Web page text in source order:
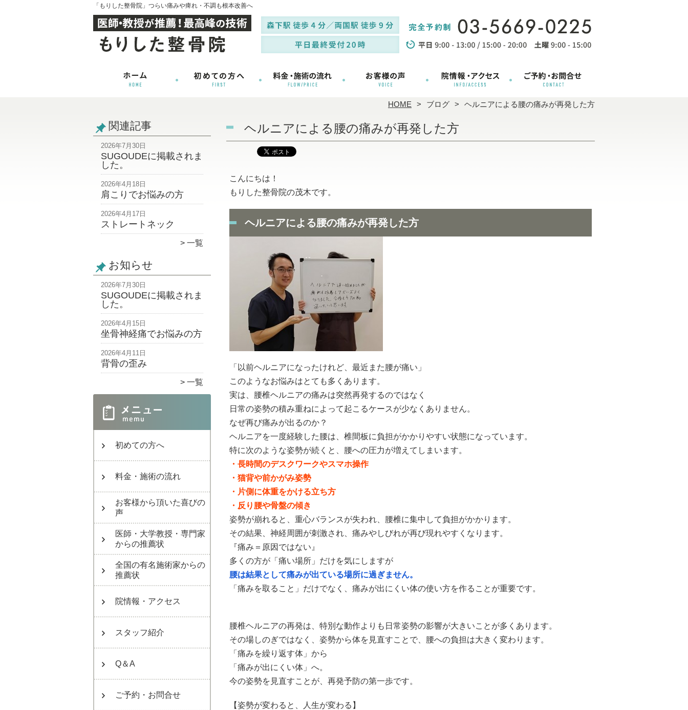
「もりした整骨院」つらい痛みや痺れ・不調も根本改善へ
HOME ブログ ヘルニアによる腰の痛みが再発した方
関連記事
2026年7月30日
SUGOUDEに掲載されま
した。
2026年4月18日
肩こりでお悩みの方
2026年4月17日
ストレートネック
一覧
お知らせ
2026年7月30日
SUGOUDEに掲載されま
した。
2026年4月15日
坐骨神経痛でお悩みの方
2026年4月11日
背骨の歪み
一覧
初めての方へ
料金・施術の流れ
お客様から頂いた喜びの
声
医師・大学教授・専門家
からの推薦状
全国の有名施術家からの
推薦状
院情報・アクセス
スタッフ紹介
Q＆A
ご予約・お問合せ
ヘルニアによる腰の痛みが再発した方
こんにちは！
もりした整骨院の茂木です。
ヘルニアによる腰の痛みが再発した方
「以前ヘルニアになったけれど、最近また腰が痛い」
このようなお悩みはとても多くあります。
実は、腰椎ヘルニアの痛みは突然再発するのではなく
日常の姿勢の積み重ねによって起こるケースが少なくありません。
なぜ再び痛みが出るのか？
ヘルニアを一度経験した腰は、椎間板に負担がかかりやすい状態になっています。
特に次のような姿勢が続くと、腰への圧力が増えてしまいます。
・長時間のデスクワークやスマホ操作
・猫背や前かがみ姿勢
・片側に体重をかける立ち方
・反り腰や骨盤の傾き
姿勢が崩れると、重心バランスが失われ、腰椎に集中して負担がかかります。
その結果、神経周囲が刺激され、痛みやしびれが再び現れやすくなります。
『痛み＝原因ではない』
多くの方が「痛い場所」だけを気にしますが
腰は結果として痛みが出ている場所に過ぎません。
「痛みを取ること」だけでなく、痛みが出にくい体の使い方を作ることが重要です。
腰椎ヘルニアの再発は、特別な動作よりも日常姿勢の影響が大きいことが多くあります。
その場しのぎではなく、姿勢から体を見直すことで、腰への負担は大きく変わります。
「痛みを繰り返す体」から
「痛みが出にくい体」へ。
今の姿勢を見直すことが、再発予防の第一歩です。
【姿勢が変わると、人生が変わる】